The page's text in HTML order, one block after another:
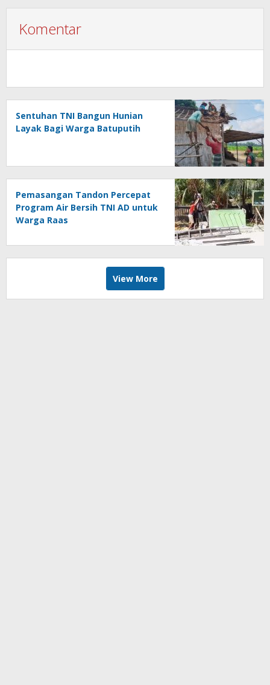
Komentar
Sentuhan TNI Bangun Hunian
Layak Bagi Warga Batuputih
Pemasangan Tandon Percepat
Program Air Bersih TNI AD untuk
Warga Raas
View More